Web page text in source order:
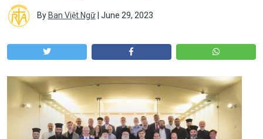
By Ban Việt Ngữ| June 29, 2023